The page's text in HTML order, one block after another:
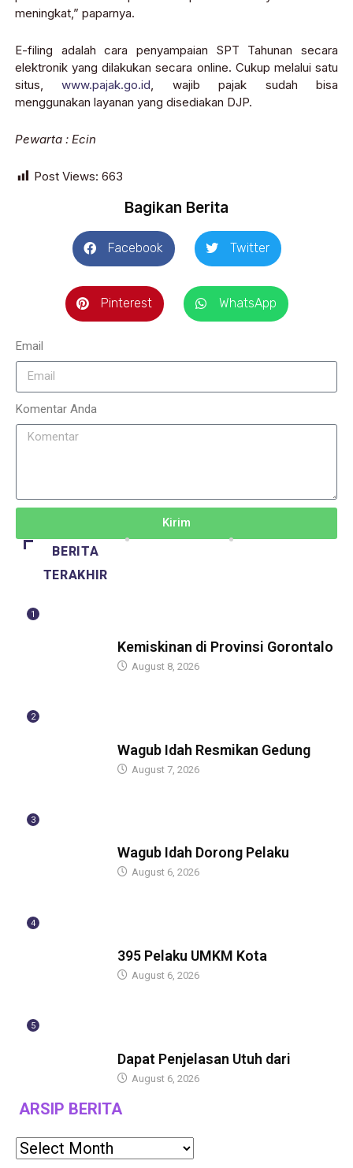
meningkat,” paparnya.
E-filing adalah cara penyampaian SPT Tahunan secara
elektronik yang dilakukan secara online. Cukup melalui satu
situs,www.pajak.go.id , wajib pajak sudah bisa
menggunakan layanan yang disediakan DJP.
Pewarta : Ecin
Post Views: 663
Bagikan Berita
Facebook Twitter
Pinterest WhatsApp
Email
Komentar Anda
Kirim
BERITA
TERAKHIR
1
Kemiskinan di Provinsi Gorontalo
August 8, 2026
2
Wagub Idah Resmikan Gedung
August 7, 2026
3
Wagub Idah Dorong Pelaku
August 6, 2026
4
395 Pelaku UMKM Kota
August 6, 2026
5
Dapat Penjelasan Utuh dari
August 6, 2026
ARSIP BERITA